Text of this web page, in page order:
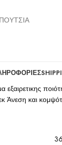
Άνεση και
36